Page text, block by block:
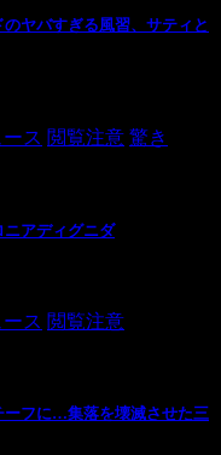
ヤバすぎる風習、サティと
ス 閲覧注意 驚き
アディグニダ
ス 閲覧注意
ーフに…集落を壊滅させた三